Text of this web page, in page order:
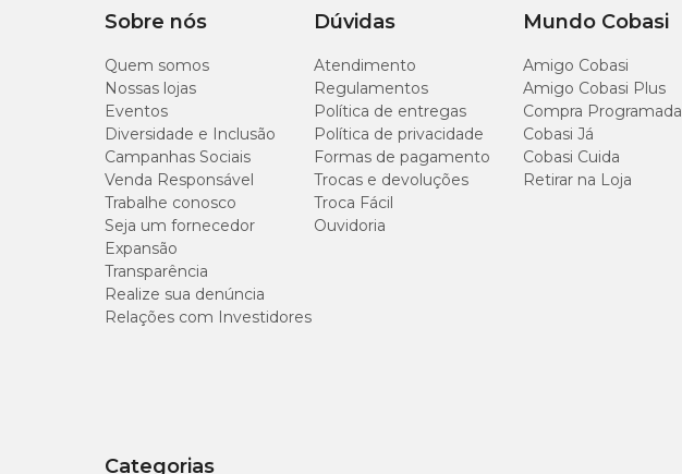
Sobre nós
Quem somos
Nossas lojas
Eventos
Diversidade e Inclusão
Campanhas Sociais
Venda Responsável
Trabalhe conosco
Seja um fornecedor
Expansão
Transparência
Realize sua denúncia
Relações com Investidores
Dúvidas
Atendimento
Regulamentos
Política de entregas
Política de privacidade
Formas de pagamento
Trocas e devoluções
Troca Fácil
Ouvidoria
Mundo Cobasi
Amigo Cobasi
Amigo Cobasi Plus
Compra Programada
Cobasi Já
Cobasi Cuida
Retirar na Loja
Categorias